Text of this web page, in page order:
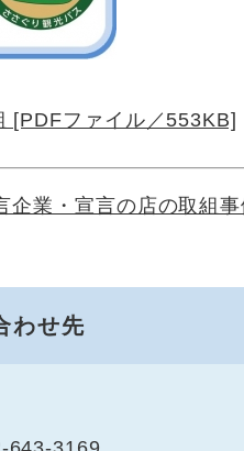
[PDFファイル／553KB]
企業・宣言の店の取組
わせ先